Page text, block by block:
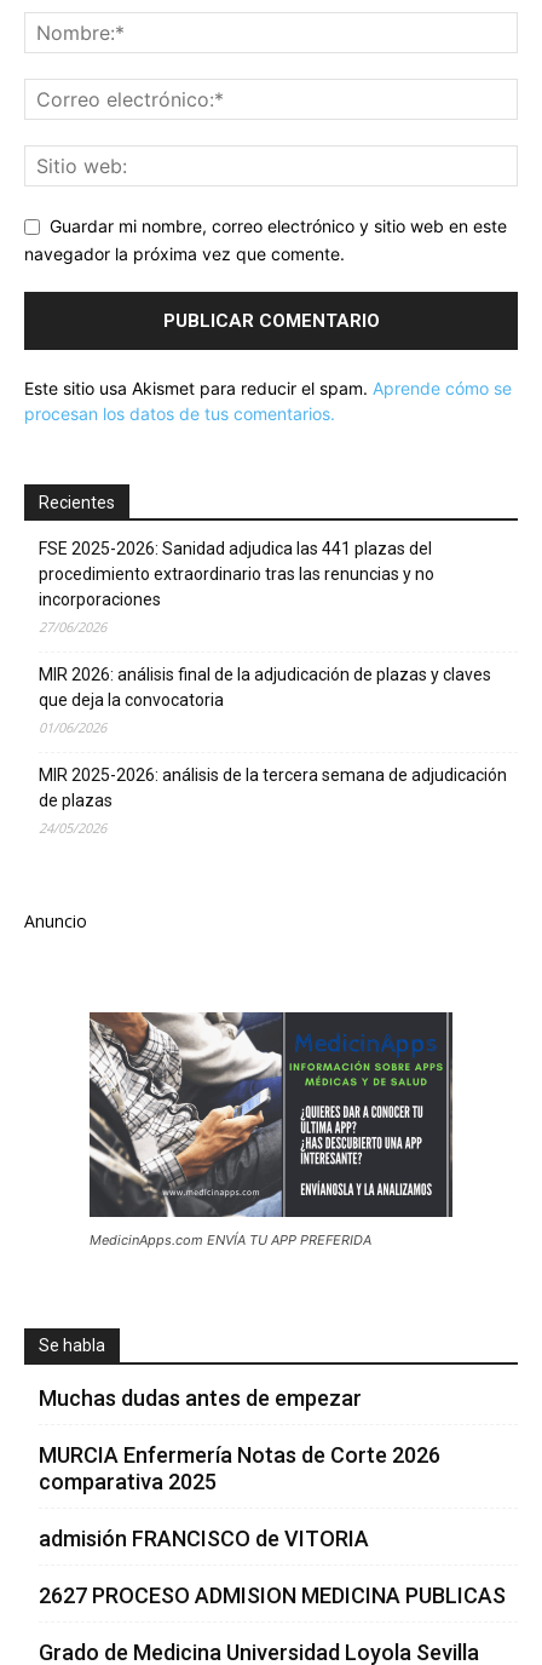
Guardar mi nombre, correo electrónico y sitio web en este
navegador la próxima vez que comente.
Este sitio usa Akismet para reducir el spam. Aprende cómo se
procesan los datos de tus comentarios.
Recientes
FSE 2025-2026: Sanidad adjudica las 441 plazas del
procedimiento extraordinario tras las renuncias y no
incorporaciones
27/06/2026
MIR 2026: análisis final de la adjudicación de plazas y claves
que deja la convocatoria
01/06/2026
MIR 2025-2026: análisis de la tercera semana de adjudicación
de plazas
24/05/2026
Anuncio
MedicinApps.com ENVÍA TU APP PREFERIDA
Se habla
Muchas dudas antes de empezar
MURCIA Enfermería Notas de Corte 2026
comparativa 2025
admisión FRANCISCO de VITORIA
2627 PROCESO ADMISION MEDICINA PUBLICAS
Grado de Medicina Universidad Loyola Sevilla